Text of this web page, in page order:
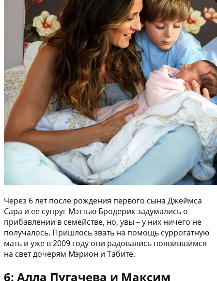
Через 6 лет после рождения первого сына Джеймса
Сара и ее супруг Мэттью Бродерик задумались о
прибавлении в семействе, но, увы – у них ничего не
получалось. Пришлось звать на помощь суррогатную
мать и уже в 2009 году они радовались появившимся
на свет дочерям Мэрион и Табите.
6: Алла Пугачева и Максим